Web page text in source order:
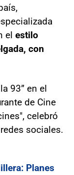
el estilo
con
93” en el
de Cine
celebró
sociales.
Planes